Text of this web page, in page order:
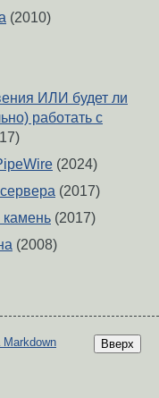
(2010)
ИЛИ будет ли
работать с
(2024)
(2017)
(2017)
(2008)
Вверх
Markdown